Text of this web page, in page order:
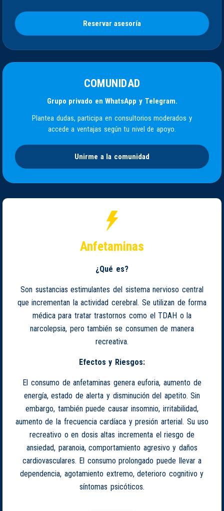
Reservar asesoría
COMUNIDAD
Grupo privado en WhatsApp y Telegram.
Plantea dudas, participa en consultorios moderados y
accede a ventajas según tu nivel de apoyo.
Unirme a la comunidad
Anfetaminas
¿Qué es?
Son sustancias estimulantes del sistema nervioso central
que incrementan la actividad cerebral. Se utilizan de forma
médica para tratar trastornos como el TDAH o la
narcolepsia, pero también se consumen de manera
recreativa.
Efectos y Riesgos:
El consumo de anfetaminas genera euforia, aumento de
energía, estado de alerta y disminución del apetito. Sin
embargo, también puede causar insomnio, irritabilidad,
aumento de la frecuencia cardíaca y presión arterial. Su uso
recreativo o en dosis altas incrementa el riesgo de
ansiedad, paranoia, comportamiento agresivo y daños
cardiovasculares. El consumo prolongado puede llevar a
dependencia, agotamiento extremo, deterioro cognitivo y
síntomas psicóticos.